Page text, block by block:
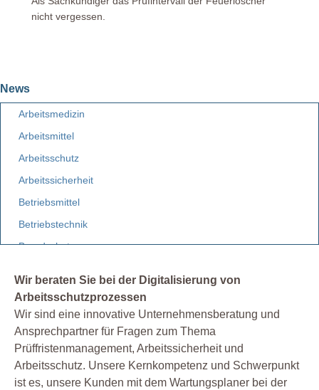
nicht vergessen.
News
Arbeitsmedizin
Arbeitsmittel
Arbeitsschutz
Arbeitssicherheit
Betriebsmittel
Betriebstechnik
Brandschutz
Etiketten
Facility Management
Fuhrpark
Gebäudemanagement
Gefahrstoff
Wir beraten Sie bei der Digitalisierung von
Arbeitsschutzprozessen
Wir sind eine innovative Unternehmensberatung und
Ansprechpartner für Fragen zum Thema
Prüffristenmanagement, Arbeitssicherheit und
Arbeitsschutz. Unsere Kernkompetenz und Schwerpunkt
ist es, unsere Kunden mit dem Wartungsplaner bei der